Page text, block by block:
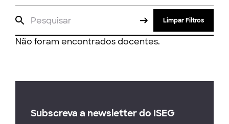
Limpar Filtros
Não foram encontrados docentes.
Subscreva a newsletter do ISEG